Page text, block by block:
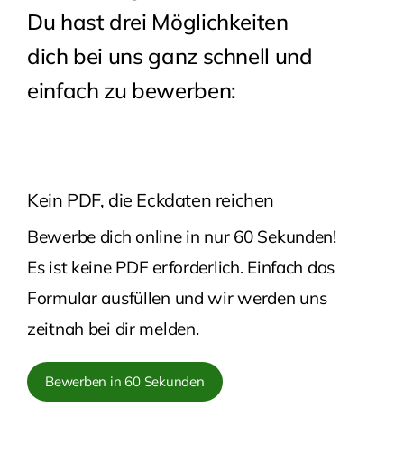
Du hast drei Möglichkeiten
dich bei uns ganz schnell und
einfach zu bewerben:
Kein PDF, die Eckdaten reichen
Bewerbe dich online in nur 60 Sekunden!
Es ist keine PDF erforderlich. Einfach das
Formular ausfüllen und wir werden uns
zeitnah bei dir melden.
Bewerben in 60 Sekunden